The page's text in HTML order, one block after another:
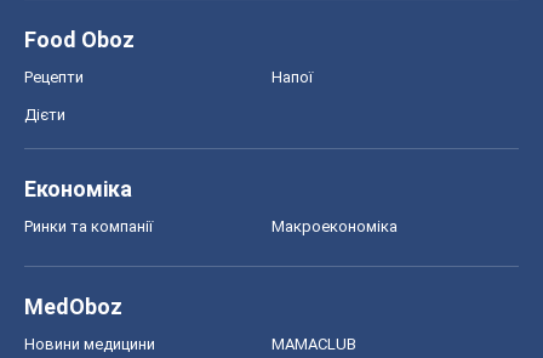
Food Oboz
Рецепти Напої
Дієти
Економіка
Ринки та компанії Макроекономіка
MedOboz
Новини медицини MAMACLUB